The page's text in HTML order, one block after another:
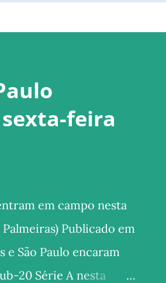
feira
em campo nesta
Publicado em
e São Paulo encaram
20 Série A nesta